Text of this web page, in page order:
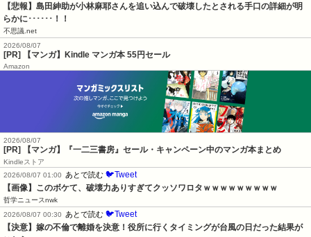
【悲報】島田紳助が小林麻耶さんを追い込んで破壊したとされる手口の詳細が明
らかに･･････！！
不思議.net
2026/08/07
[PR] 【マンガ】Kindle マンガ本 55円セール
Amazon
2026/08/07
[PR] 【マンガ】『一二三書房』セール・キャンペーン中のマンガ本まとめ
Kindleストア
2026/08/07 01:00
あとで読む 🐦Tweet
【画像】このボケて、破壊力ありすぎてクッソワロタｗｗｗｗｗｗｗｗｗ
哲学ニュースnwk
2026/08/07 00:30
あとで読む 🐦Tweet
【決意】嫁の不倫で離婚を決意！役所に行くタイミングが台風の日だった結果が